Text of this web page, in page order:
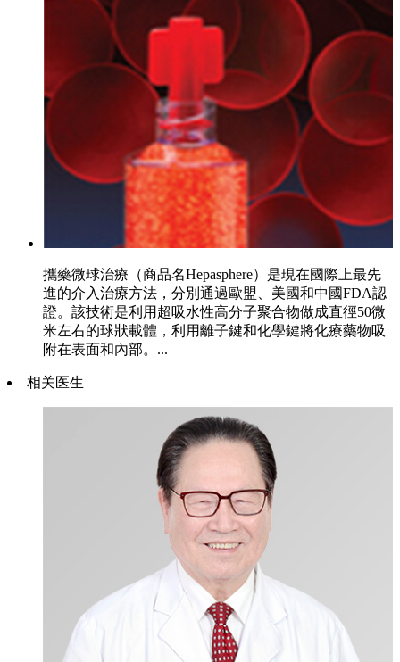
攜藥微球治療（商品名Hepasphere）是現在國際上最先
進的介入治療方法，分別通過歐盟、美國和中國FDA認
證。該技術是利用超吸水性高分子聚合物做成直徑50微
米左右的球狀載體，利用離子鍵和化學鍵將化療藥物吸
附在表面和內部。...
相关医生